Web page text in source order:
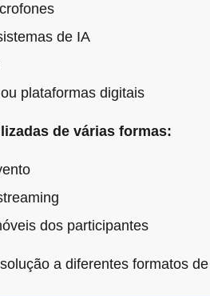
de IA
plataformas digitais
de várias formas:
dos participantes
a diferentes formatos